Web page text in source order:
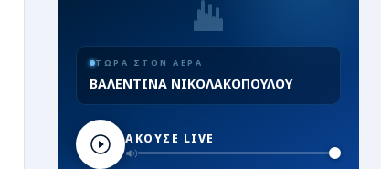
ΤΩΡΑ ΣΤΟΝ ΑΕΡΑ
ΒΑΛΕΝΤΙΝΑ ΝΙΚΟΛΑΚΟΠΟΥΛΟΥ
ΑΚΟΥΣΕ LIVE